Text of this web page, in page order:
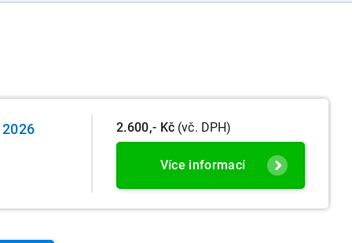
2.600,- Kč (vč. DPH)
Více informací